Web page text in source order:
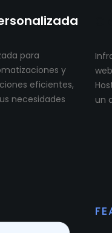
para
y
eficientes,
necesidades
un